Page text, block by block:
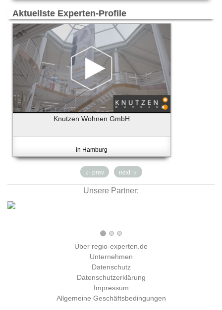
Aktuellste Experten-Profile
Knutzen Wohnen GmbH
in Hamburg
<- prev next ->
Unsere Partner:
Über regio-experten.de
Unternehmen
Datenschutz
Datenschutzerklärung
Impressum
Allgemeine Geschäftsbedingungen